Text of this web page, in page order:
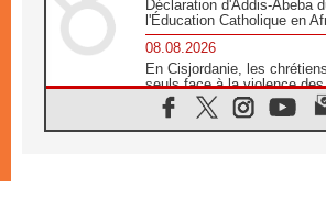
Déclaration d'Addis-Abeba
l'Éducation Catholique en
08.08.2026
En Cisjordanie, les
seuls face à la violence
08.08.2026
Léon XIV au sanctuaire de